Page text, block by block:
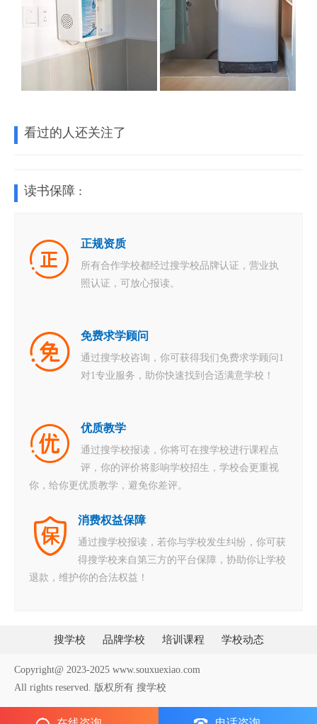
看过的人还关注了
读书保障 :
正规资质
所有合作学校都经过搜学校品牌认证，营业执
照认证，可放心报读。
免费求学顾问
通过搜学校咨询，你可获得我们免费求学顾问1
对1专业服务，助你快速找到合适满意学校！
优质教学
通过搜学校报读，你将可在搜学校进行课程点
评，你的评价将影响学校招生，学校会更重视
你，给你更优质教学，避免你差评。
消费权益保障
通过搜学校报读，若你与学校发生纠纷，你可获
得搜学校来自第三方的平台保障，协助你让学校
退款，维护你的合法权益！
搜学校 品牌学校 培训课程 学校动态
Copyright@ 2023-2025 www.souxuexiao.com
All rights reserved. 版权所有 搜学校